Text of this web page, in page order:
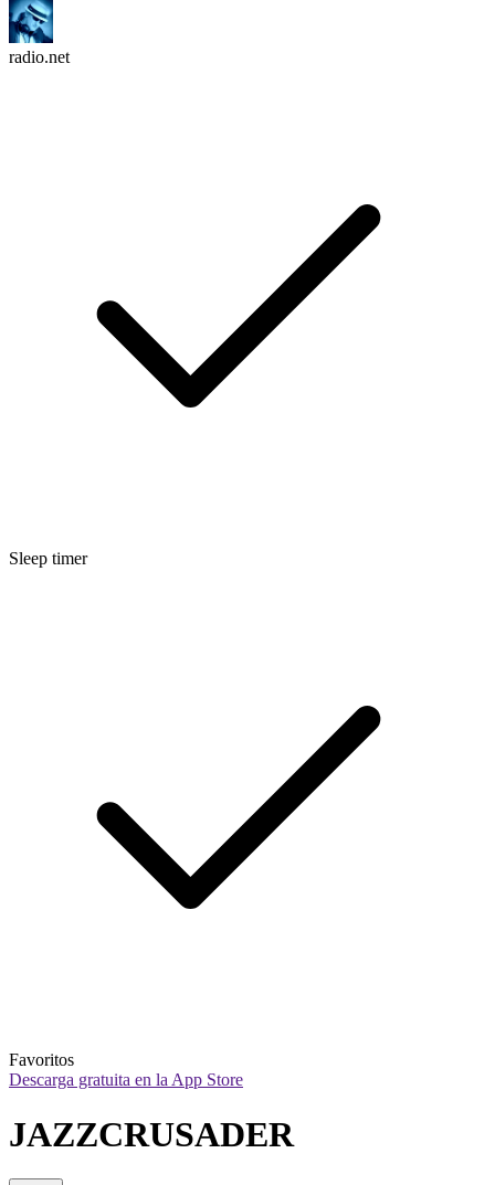
radio.net
Sleep timer
Favoritos
Descarga gratuita en la App Store
JAZZCRUSADER